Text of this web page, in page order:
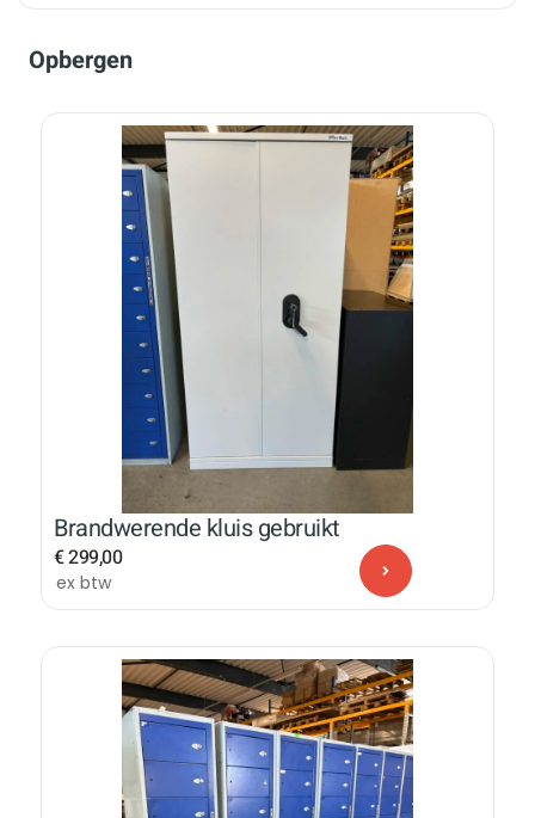
Opbergen
Brandwerende kluis gebruikt
€299,00
ex btw